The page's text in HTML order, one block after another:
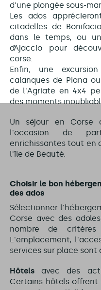
d'une plongée sous-
Les ados
citadelles de
dans le temps, ou
d’Ajaccio pour
corse.
Enfin, une
calanques de Piana
de l'Agriate en 4x4
des moments
Un séjour en Corse
l'occasion de
enrichissantes tout en
l'île de Beauté.
Choisir le bon
des ados
Sélectionner
Corse avec des
nombre de
L'emplacement,
services sur place sont
Hôtels avec des
Certains hôtels offrent